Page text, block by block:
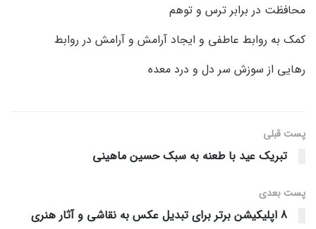
محافظت در برابر ترس و توهم
کمک به روابط عاطفی و ایجاد آرامش و آرامش در روابط
رهایی از سوزش سر دل و درد معده
پست قبلی
تبریک عید با طعنه به سبک حسین ماهینی
پست‌ بعدی
8 اپلیکیشن برتر برای تبدیل عکس به نقاشی و آثار هنری